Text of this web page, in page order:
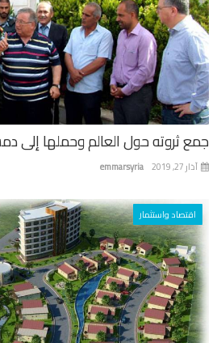
ثروته حول العالم وحملها إلى دمشق
emmarsyria 27, 2019
اقتصاد واستثمار